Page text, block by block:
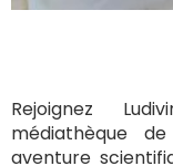
Rejoignez
médiathèque
aventure